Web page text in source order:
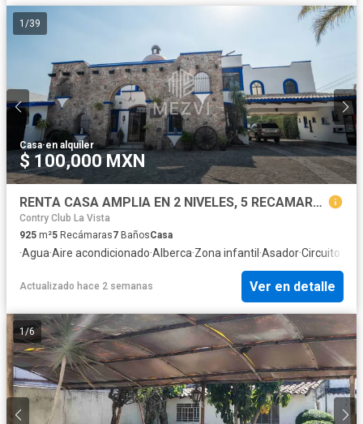
1 /39
Casa·en alquiler
$ 100,000 MXN
RENTA CASA AMPLIA EN 2 NIVELES, 5 RECAMARAS JARDIN, ALBERCA, LA CARCAÑA CERCA DEL C.C. EXPLANADA, SAN PEDRO CHOLULA
Contry Club La Vista
925 m²5 Recámaras7 BañosCasa
·Agua·Aire acondicionado·Alberca·Zona infantil ·Asador·Circuito
Actualizado hace 2 semanas Ver en detalle
1/6